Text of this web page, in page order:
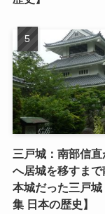
三戸城：南部信
へ居城を移すま
本城だった三戸
集 日本の歴史】